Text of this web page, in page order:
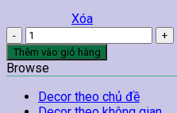
Xóa
Tranh
Hoa
Hồng
Treo
Tường
43
Thêm vào giỏ hàng
Browse
Decor theo chủ đề